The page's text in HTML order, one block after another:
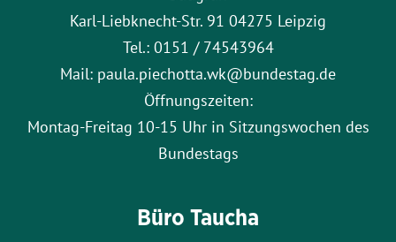
Karl-Liebknecht-Str. 91 04275 Leipzig
Tel.: 0151 / 74543964
Mail: paula.piechotta.wk@bundestag.de
Öffnungszeiten:
Montag-Freitag 10-15 Uhr in Sitzungswochen des
Bundestags
Büro Taucha